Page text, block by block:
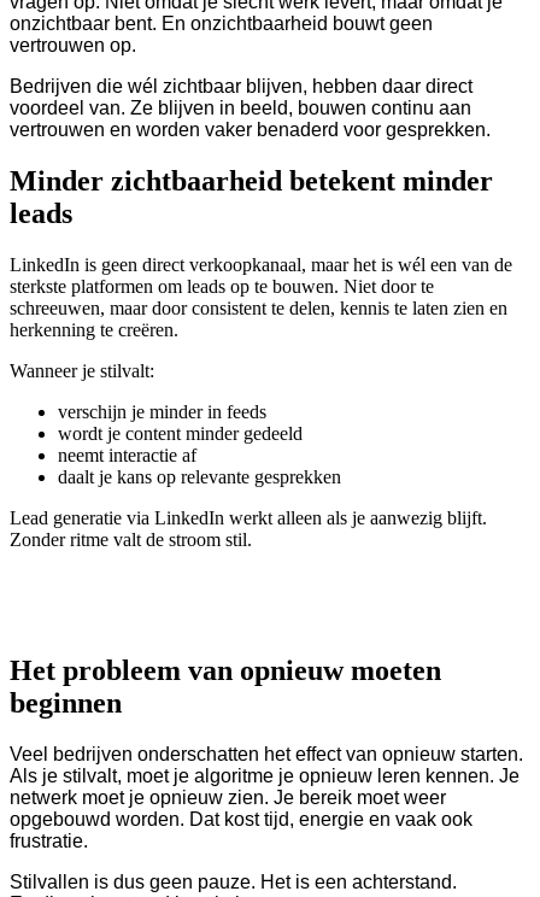
onzichtbaar bent. En onzichtbaarheid bouwt geen
vertrouwen op.
Bedrijven die wél zichtbaar blijven, hebben daar direct
voordeel van. Ze blijven in beeld, bouwen continu aan
vertrouwen en worden vaker benaderd voor gesprekken.
Minder zichtbaarheid betekent minder
leads
LinkedIn is geen direct verkoopkanaal, maar het is wél een van de
sterkste platformen om leads op te bouwen. Niet door te
schreeuwen, maar door consistent te delen, kennis te laten zien en
herkenning te creëren.
Wanneer je stilvalt:
verschijn je minder in feeds
wordt je content minder gedeeld
neemt interactie af
daalt je kans op relevante gesprekken
Lead generatie via LinkedIn werkt alleen als je aanwezig blijft.
Zonder ritme valt de stroom stil.
Het probleem van opnieuw moeten
beginnen
Veel bedrijven onderschatten het effect van opnieuw starten.
Als je stilvalt, moet je algoritme je opnieuw leren kennen. Je
netwerk moet je opnieuw zien. Je bereik moet weer
opgebouwd worden. Dat kost tijd, energie en vaak ook
frustratie.
Stilvallen is dus geen pauze. Het is een achterstand.